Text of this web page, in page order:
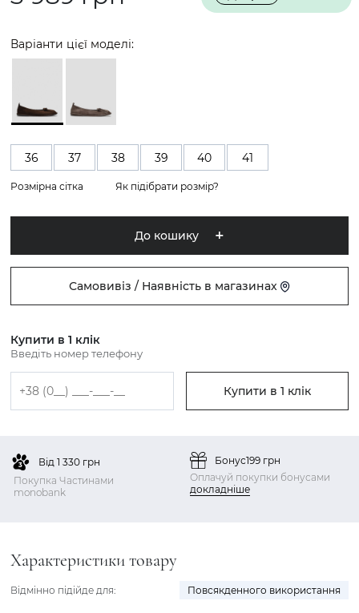
Варіанти цієї моделі:
36 37 38 39 40 41
Розмірна сітка Як підібрати розмір?
До кошику
Самовивіз / Наявність в магазинах
Купити в 1 клік
Введіть номер телефону
Купити в 1 клік
Від 1 330 грн
Покупка Частинами
monobank
Бонус199 грн
Оплачуй покупки бонусами
докладніше
Характеристики товару
Відмінно підійде для: Повсякденного використання